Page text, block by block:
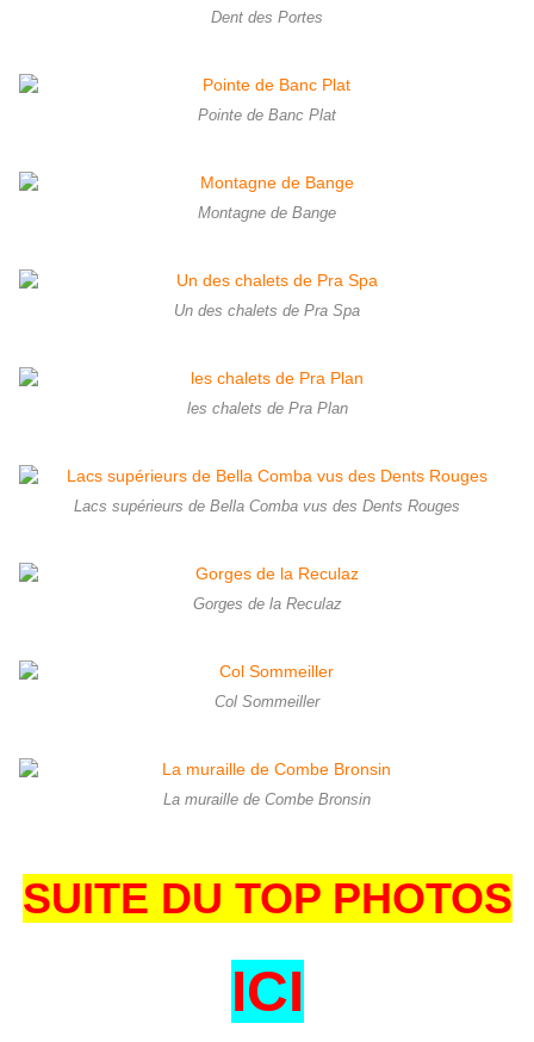
Dent des Portes
Pointe de Banc Plat
Montagne de Bange
Un des chalets de Pra Spa
les chalets de Pra Plan
Lacs supérieurs de Bella Comba vus des Dents Rouges
Gorges de la Reculaz
Col Sommeiller
La muraille de Combe Bronsin
SUITE DU TOP PHOTOS
ICI